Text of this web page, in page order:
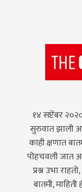
१४ सप्टेंबर
सुरुवात झाली
काही क्षणात
पोहचवली जात
प्रश्न उभा
बातमी,